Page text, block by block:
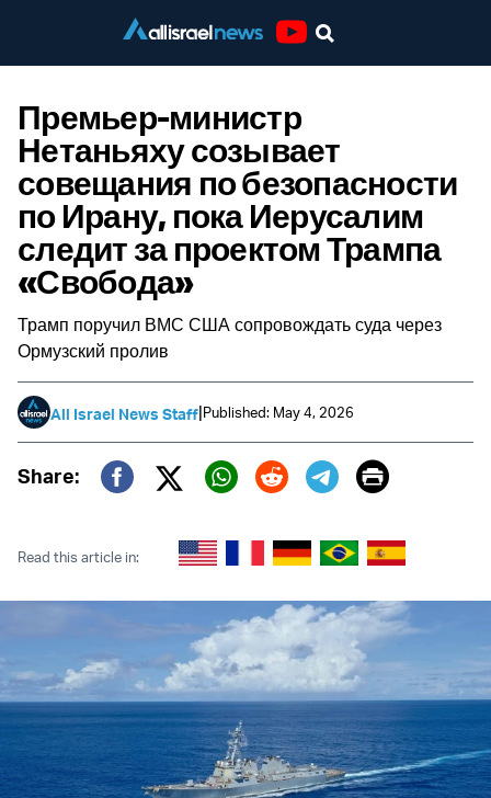
Премьер-министр
Нетаньяху созывает
совещания по безопасности
по Ирану, пока Иерусалим
следит за проектом Трампа
«Свобода»
Трамп поручил ВМС США сопровождать суда через
Ормузский пролив
All Israel News Staff|Published: May 4, 2026
Share:
Twitter (X)
Print
Read this article in: